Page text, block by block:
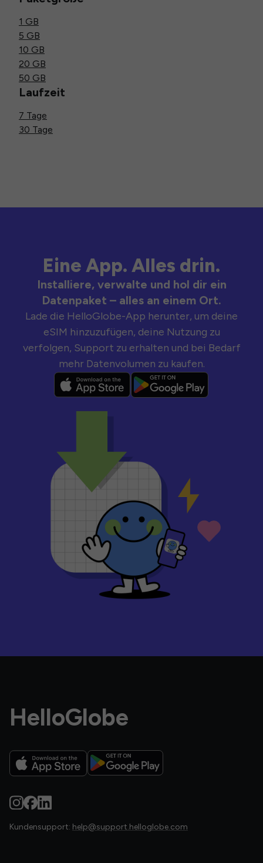
1 GB
5 GB
10 GB
20 GB
50 GB
Laufzeit
7 Tage
30 Tage
Eine App. Alles drin.
Installiere, verwalte und hol dir ein
Datenpaket – alles an einem Ort.
Lade die HelloGlobe-App herunter, um deine
eSIM hinzuzufügen, deine Nutzung zu
verfolgen, Support zu erhalten und bei Bedarf
mehr Datenvolumen zu kaufen.
HelloGlobe
Kundensupport: help@support.helloglobe.com